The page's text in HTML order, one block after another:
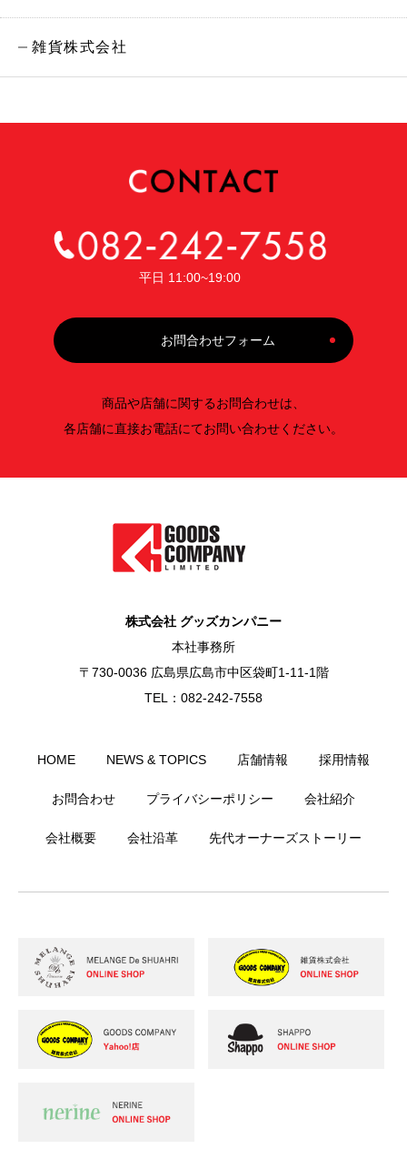
雑貨株式会社
平日 11:00~19:00
お問合わせフォーム
商品や店舗に関するお問合わせは、
各店舗に直接お電話にてお問い合わせください。
株式会社 グッズカンパニー
本社事務所
〒730-0036 広島県広島市中区袋町1-11-1階
TEL：082-242-7558
HOME NEWS & TOPICS 店舗情報 採用情報
お問合わせ プライバシーポリシー 会社紹介
会社概要 会社沿革 先代オーナーズストーリー